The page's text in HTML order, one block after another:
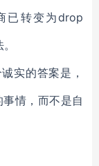
已转变为drop
实的答案是，
情，而不是自